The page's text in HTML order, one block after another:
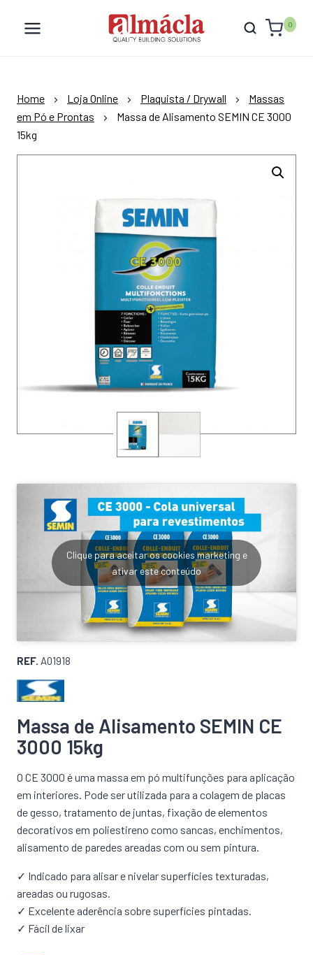
0
Home Loja Online Plaquista / Drywall
Massas
em Pó e Prontas
Massa de Alisamento SEMIN CE 3000
15kg
Clique para aceitar os cookies marketing e
ativar este conteúdo
Massa de Alisamento SEMIN CE
3000 15kg
O CE 3000 é uma massa em pó multifunções para aplicação
em interiores. Pode ser utilizada para a colagem de placas
de gesso, tratamento de juntas, fixação de elementos
decorativos em poliestireno como sancas, enchimentos,
alisamento de paredes areadas com ou sem pintura.
✓ Indicado para alisar e nivelar superfícies texturadas,
areadas ou rugosas.
✓ Excelente aderência sobre superfícies pintadas.
✓ Fácil de lixar
REF. A01918